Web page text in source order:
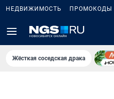
НЕДВИЖИМОСТЬ ПРОМОКОДЫ
Жёсткая соседская драка